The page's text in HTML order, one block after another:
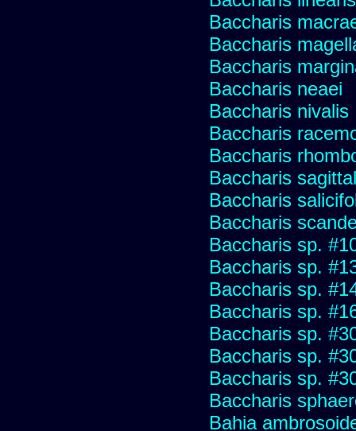
Baccharis
Baccharis
Baccharis
Baccharis neaei
Baccharis nivalis
Baccharis
Baccharis
Baccharis
Baccharis
Baccharis
Baccharis sp.
Baccharis sp.
Baccharis sp.
Baccharis sp.
Baccharis sp.
Baccharis sp.
Baccharis sp.
Baccharis
Bahia